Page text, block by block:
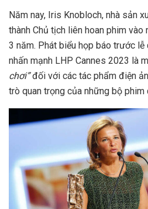
Năm nay, Iris Knobloch, nhà sản
thành Chủ tịch liên hoan phim
3 năm. Phát biểu họp báo trước
nhấn mạnh LHP Cannes 2023 là
chơi”đối với các tác phẩm điện
trò quan trọng của những bộ phim